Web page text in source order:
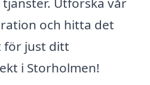
och hitta det
för just ditt
i Storholmen!